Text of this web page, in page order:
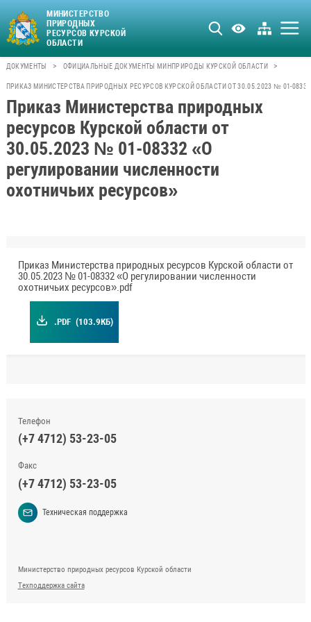
МИНИСТЕРСТВО
ПРИРОДНЫХ
РЕСУРСОВ КУРСКОЙ
ОБЛАСТИ
ДОКУМЕНТЫ > ОФИЦИАЛЬНЫЕ ДОКУМЕНТЫ МИНПРИРОДЫ КУРСКОЙ ОБЛАСТИ >
ПРИКАЗ МИНИСТЕРСТВА ПРИРОДНЫХ РЕСУРСОВ КУРСКОЙ ОБЛАСТИ ОТ 30.05.2023 № 01-
Приказ Министерства природных
ресурсов Курской области от
30.05.2023 № 01-08332 «О
регулировании численности
охотничьих ресурсов»
Приказ Министерства природных ресурсов Курской области от
30.05.2023 № 01-08332 «О регулировании численности
охотничьих ресурсов».pdf
.PDF (103.9КБ)
Телефон
(+7 4712) 53-23-05
Факс
(+7 4712) 53-23-05
Техническая поддержка
Министерство природных ресурсов Курской области
Техподдержка сайта